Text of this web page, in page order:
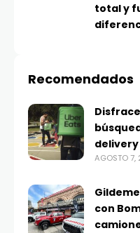
total y
Recomendados
delivery
AGOSTO
con